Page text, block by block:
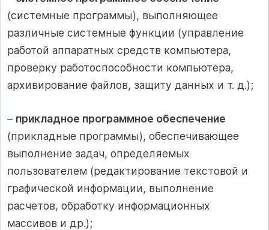
(системные программы), выполняющее
различные системные функции (управление
работой аппаратных средств компьютера,
проверку работоспособности компьютера,
архивирование файлов, защиту данных и т. д.);
– прикладное программное обеспечение
(прикладные программы), обеспечивающее
выполнение задач, определяемых
пользователем (редактирование текстовой и
графической информации, выполнение
расчетов, обработку информационных
массивов и др.);